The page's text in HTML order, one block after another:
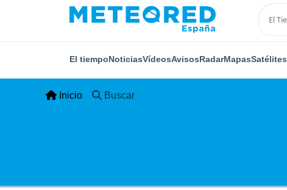
El tiempoNoticiasVídeosAvisosRadarMapasSatélites
Inicio Buscar